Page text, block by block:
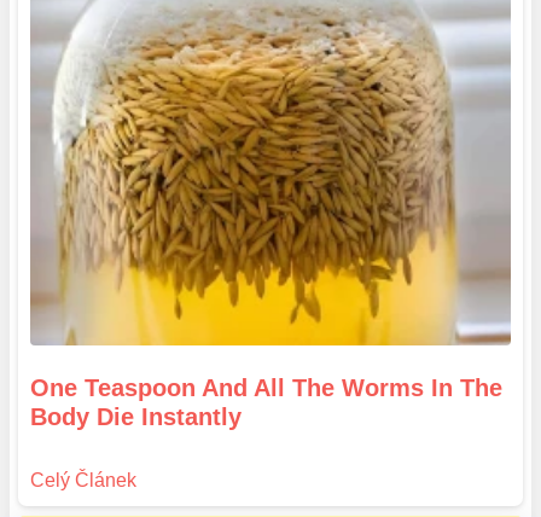
One Teaspoon And All The Worms In The
Body Die Instantly